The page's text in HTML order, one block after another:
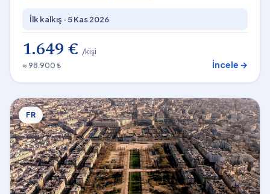
İlk kalkış · 5 Kas 2026
1.649 € /kişi
≈ 98.900 ₺
İncele →
FR